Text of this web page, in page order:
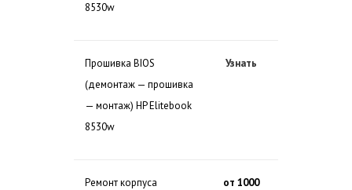
8530w
Прошивка BIOS
(демонтаж — прошивка
— монтаж) HP Elitebook
8530w
Узнать
Ремонт корпуса
от 1000